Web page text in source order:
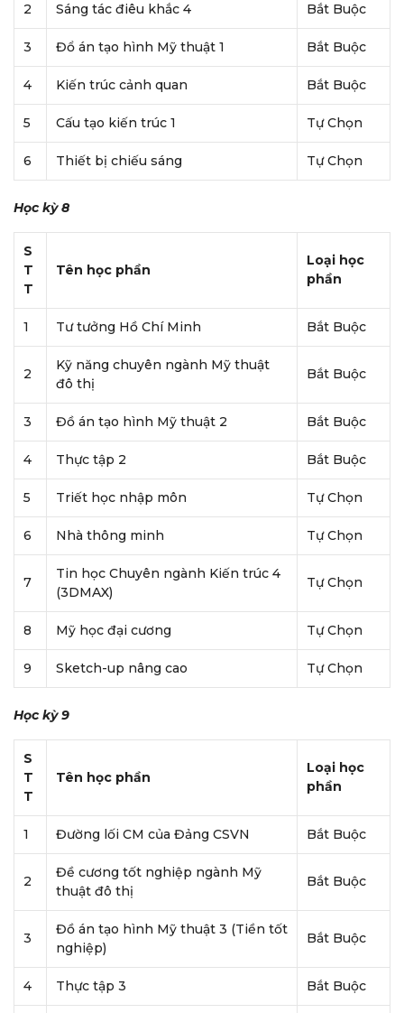
2 Sáng tác điêu khắc 4 Bắt Buộc
3 Đổ án tạo hình Mỹ thuật 1 Bắt Buộc
4 Kiến trúc cảnh quan Bắt Buộc
5 Cấu tạo kiến trúc 1 Tự Chọn
6 Thiết bị chiếu sáng Tự Chọn
Học kỳ 8
S
T
T
Tên học phần
Loại học
phần
1 Tư tưởng Hồ Chí Minh Bắt Buộc
2
Kỹ năng chuyên ngành Mỹ thuật
đô thị
Bắt Buộc
3 Đồ án tạo hình Mỹ thuật 2 Bắt Buộc
4 Thực tập 2 Bắt Buộc
5 Triết học nhập môn Tự Chọn
6 Nhà thông minh Tự Chọn
7
Tin học Chuyên ngành Kiến trúc 4
(3DMAX)
Tự Chọn
8 Mỹ học đại cương Tự Chọn
9 Sketch-up nâng cao Tự Chọn
Học kỳ 9
S
T
T
Tên học phần
Loại học
phần
1 Đường lối CM của Đảng CSVN Bắt Buộc
2
Đề cương tốt nghiệp ngành Mỹ
thuật đô thị
Bắt Buộc
3
Đồ án tạo hình Mỹ thuật 3 (Tiền tốt
nghiệp)
Bắt Buộc
4 Thực tập 3 Bắt Buộc